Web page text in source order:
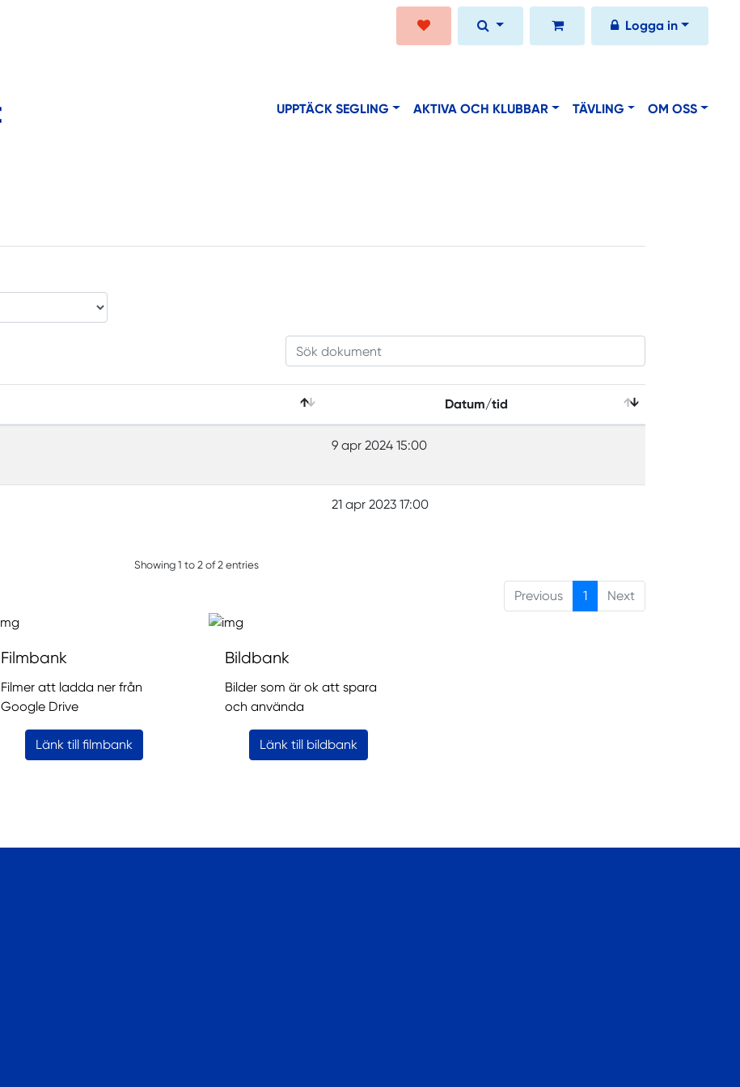
Logga in
UPPTÄCK SEGLING AKTIVA OCH KLUBBAR TÄVLING OM OSS
Sök dokument
Datum/tid
9 apr 2024 15:00
21 apr 2023 17:00
Showing 1 to 2 of 2 entries
Previous 1 Next
Filmbank
Filmer att ladda ner från
Google Drive
Länk till filmbank
Bildbank
Bilder som är ok att spara
och använda
Länk till bildbank